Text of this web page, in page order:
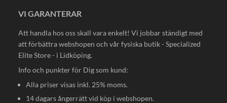
VI GARANTERAR
Att handla hos oss skall vara enkelt! Vi jobbar ständigt med
att förbättra webshopen och vår fysiska butik - Specialized
Elite Store - i Lidköping.
Info och punkter för Dig som kund:
Alla priser visas inkl. 25% moms.
14 dagars ångerrätt vid köp i webshopen.